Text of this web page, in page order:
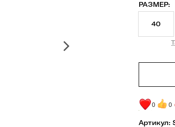
РАЗМЕР:
40
0 0
Артикул: